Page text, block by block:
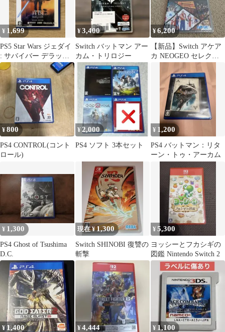
¥ 1,699
PS5 Star Wars ジェダイ
: サバイバー デラック
ス エディション
¥3,400
Switch バットマン アー
カム・トリロジー
¥6,200
【新品】Switch アケア
カ NEOGEO セレクシ
¥800
PS4 CONTROL(コント
ロール)
¥2,000
PS4 ソフト 3本セット
¥ 1,200
PS4 バットマン：リタ
ーン・トゥ・アーカム
¥ 1,300
PS4 Ghost of Tsushima
D.C.
現在 ¥1,300
Switch SHINOBI 復讐の
斬撃
¥5,300
ヨッシーとフカシギの
図鑑 Nintendo Switch 2
¥1,400 ¥4,444 ¥ 1,100